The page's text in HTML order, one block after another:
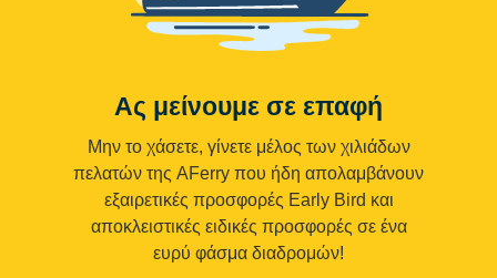
Ας μείνουμε σε επαφή
Μην το χάσετε, γίνετε μέλος των χιλιάδων
πελατών της AFerry που ήδη απολαμβάνουν
εξαιρετικές προσφορές Early Bird και
αποκλειστικές ειδικές προσφορές σε ένα
ευρύ φάσμα διαδρομών!